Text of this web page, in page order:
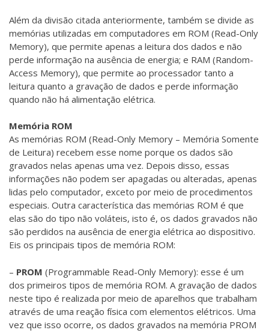
Além da divisão citada anteriormente, também se divide as
memórias utilizadas em computadores em ROM (Read-Only
Memory), que permite apenas a leitura dos dados e não
perde informação na ausência de energia; e RAM (Random-
Access Memory), que permite ao processador tanto a
leitura quanto a gravação de dados e perde informação
quando não há alimentação elétrica.
Memória ROM
As memórias ROM (Read-Only Memory – Memória Somente
de Leitura) recebem esse nome porque os dados são
gravados nelas apenas uma vez. Depois disso, essas
informações não podem ser apagadas ou alteradas, apenas
lidas pelo computador, exceto por meio de procedimentos
especiais. Outra característica das memórias ROM é que
elas são do tipo não voláteis, isto é, os dados gravados não
são perdidos na ausência de energia elétrica ao dispositivo.
Eis os principais tipos de memória ROM:
– PROM (Programmable Read-Only Memory): esse é um
dos primeiros tipos de memória ROM. A gravação de dados
neste tipo é realizada por meio de aparelhos que trabalham
através de uma reação física com elementos elétricos. Uma
vez que isso ocorre, os dados gravados na memória PROM